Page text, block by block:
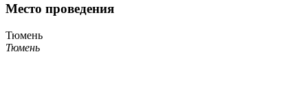
Место проведения
Тюмень
Тюмень